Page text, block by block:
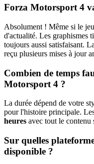
Forza Motorsport 4
Absolument ! Même si le
d'actualité. Les graphismes
toujours aussi satisfaisant.
reçu plusieurs mises à jour
Combien de temps
Motorsport 4 ?
La durée dépend de votre
pour l'histoire principale.
heures avec tout le contenu
Sur quelles
disponible ?